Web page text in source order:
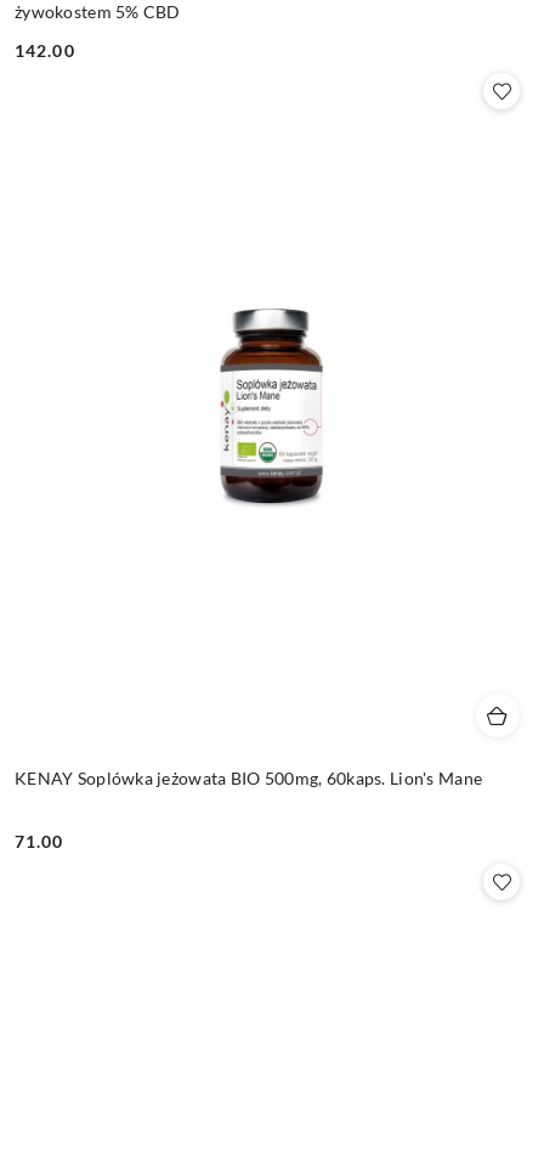
żywokostem 5% CBD
Cena:
142.00
KENAY Soplówka jeżowata BIO 500mg, 60kaps. Lion's Mane
Cena:
71.00